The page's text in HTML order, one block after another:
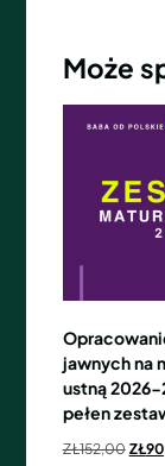
Może
jawnych na
ustną 2026-
pełen
ZŁ152,00 ZŁ